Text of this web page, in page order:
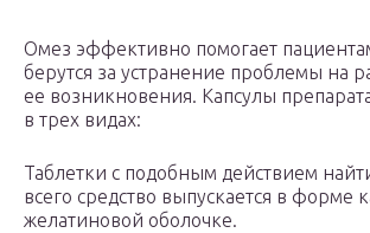
Омез эффективно помогает
берутся за устранение проблемы на
ее возникновения. Капсулы
в трех видах:
Таблетки с подобным действием
всего средство выпускается в форме
желатиновой оболочке.